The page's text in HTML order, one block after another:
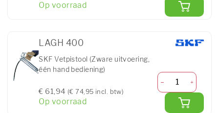
Op voorraad
LAGH 400
SKF Vetpistool (Zware uitvoering,
één hand bediening)
€ 61,94 (€ 74,95 incl. btw)
Op voorraad